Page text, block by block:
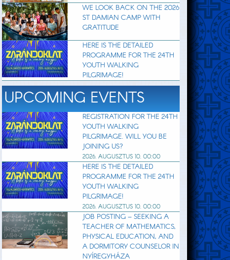
WE LOOK BACK ON THE 2026
ST DAMIAN CAMP WITH
GRATITUDE
HERE IS THE DETAILED
PROGRAMME FOR THE 24TH
YOUTH WALKING
PILGRIMAGE!
UPCOMING EVENTS
REGISTRATION FOR THE 24TH
YOUTH WALKING
PILGRIMAGE. WILL YOU BE
JOINING US?
2026. AUGUSZTUS 10. 00:00
HERE IS THE DETAILED
PROGRAMME FOR THE 24TH
YOUTH WALKING
PILGRIMAGE!
2026. AUGUSZTUS 10. 00:00
JOB POSTING – SEEKING A
TEACHER OF MATHEMATICS,
PHYSICAL EDUCATION, AND
A DORMITORY COUNSELOR IN
NYÍREGYHÁZA